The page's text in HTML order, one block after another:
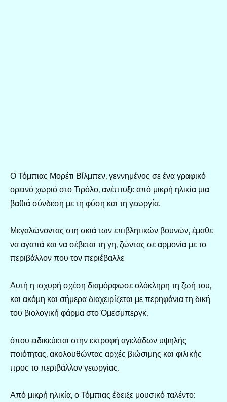
Ο Τόμπιας Μορέτι Βίλμπεν, γεννημένος σε ένα γραφικό
ορεινό χωριό στο Τιρόλο, ανέπτυξε από μικρή ηλικία μια
βαθιά σύνδεση με τη φύση και τη γεωργία.
Μεγαλώνοντας στη σκιά των επιβλητικών βουνών, έμαθε
να αγαπά και να σέβεται τη γη, ζώντας σε αρμονία με το
περιβάλλον που τον περιέβαλλε.
Αυτή η ισχυρή σχέση διαμόρφωσε ολόκληρη τη ζωή του,
και ακόμη και σήμερα διαχειρίζεται με περηφάνια τη δική
του βιολογική φάρμα στο Όμεσμπεργκ,
όπου ειδικεύεται στην εκτροφή αγελάδων υψηλής
ποιότητας, ακολουθώντας αρχές βιώσιμης και φιλικής
προς το περιβάλλον γεωργίας.
Από μικρή ηλικία, ο Τόμπιας έδειξε μουσικό ταλέντο: